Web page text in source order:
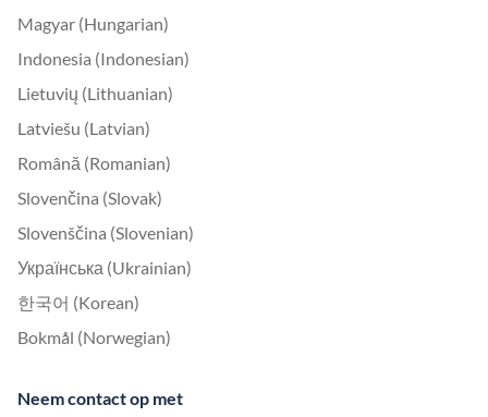
Magyar (Hungarian)
Indonesia (Indonesian)
Lietuvių (Lithuanian)
Latviešu (Latvian)
Română (Romanian)
Slovenčina (Slovak)
Slovenščina (Slovenian)
Українська (Ukrainian)
한국어 (Korean)
Bokmål (Norwegian)
Neem contact op met